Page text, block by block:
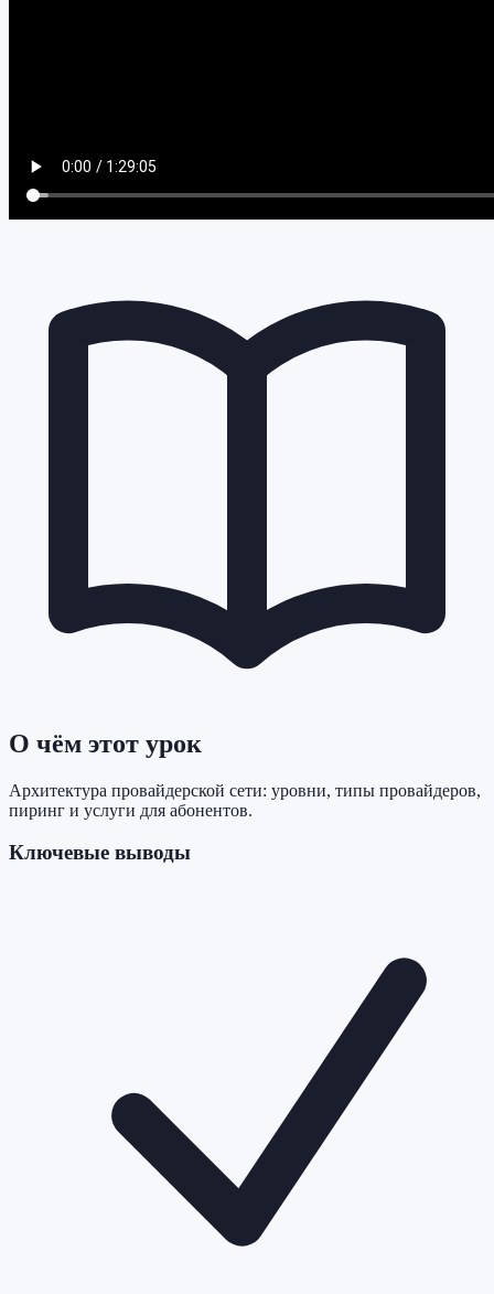
О чём этот урок
Архитектура провайдерской сети: уровни, типы провайдеров,
пиринг и услуги для абонентов.
Ключевые выводы